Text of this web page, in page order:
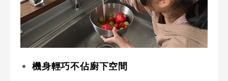
機身輕巧不佔廚下空間